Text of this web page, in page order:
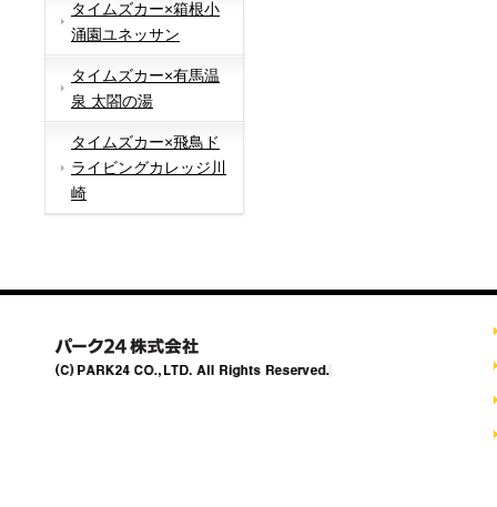
タイムズカー×箱根小
涌園ユネッサン
タイムズカー×有馬温
泉 太閤の湯
タイムズカー×飛鳥ド
ライビングカレッジ川
崎